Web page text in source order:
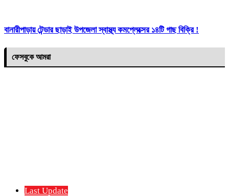
বানারীপাড়ায় টেন্ডার ছাড়াই উপজেলা স্বাস্থ্য কমপ্লেক্সের ১৪টি গাছ বিক্রি !
ফেসবুকে আমরা
Last Update